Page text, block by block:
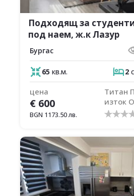
Подходящ за
под наем, ж.к Лазур
Бургас
65 кв.м. 2
цена
€ 600
BGN 1173.50лв.
Титан
изток